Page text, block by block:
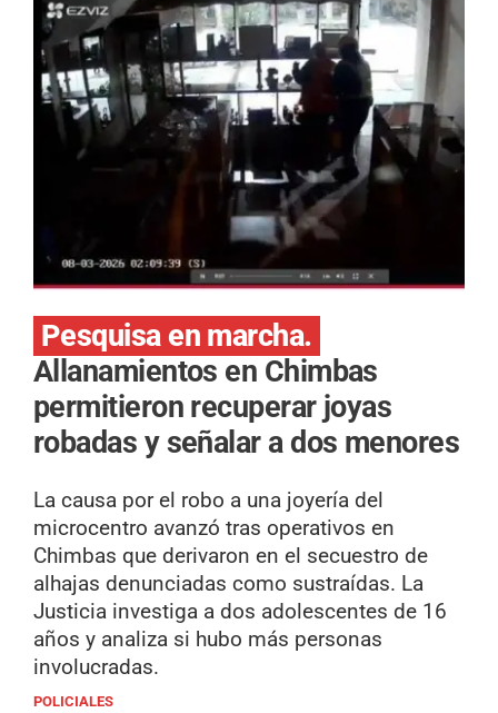
Pesquisa en marcha.
Allanamientos en Chimbas
permitieron recuperar joyas
robadas y señalar a dos menores
La causa por el robo a una joyería del
microcentro avanzó tras operativos en
Chimbas que derivaron en el secuestro de
alhajas denunciadas como sustraídas. La
Justicia investiga a dos adolescentes de 16
años y analiza si hubo más personas
involucradas.
POLICIALES